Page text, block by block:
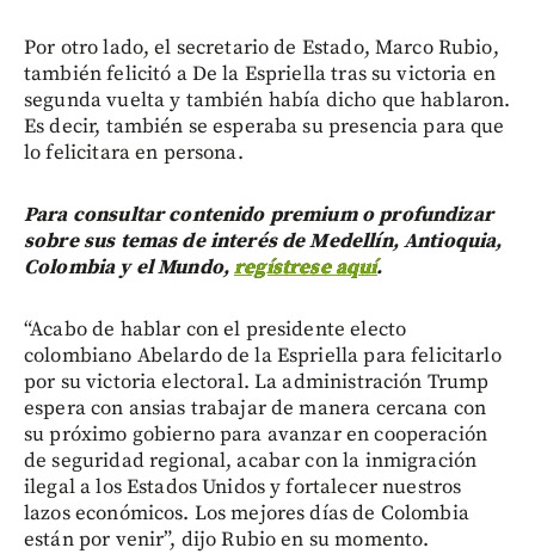
Por otro lado, el secretario de Estado, Marco Rubio,
también felicitó a De la Espriella tras su victoria en
segunda vuelta y también había dicho que hablaron.
Es decir, también se esperaba su presencia para que
lo felicitara en persona.
Para consultar contenido premium o profundizar
sobre sus temas de interés de Medellín, Antioquia,
Colombia y el Mundo,regístrese aquí.
“Acabo de hablar con el presidente electo
colombiano Abelardo de la Espriella para felicitarlo
por su victoria electoral. La administración Trump
espera con ansias trabajar de manera cercana con
su próximo gobierno para avanzar en cooperación
de seguridad regional, acabar con la inmigración
ilegal a los Estados Unidos y fortalecer nuestros
lazos económicos. Los mejores días de Colombia
están por venir”, dijo Rubio en su momento.